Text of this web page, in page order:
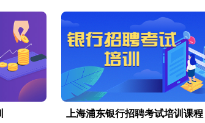
上海浦东银行招聘考试培训课程